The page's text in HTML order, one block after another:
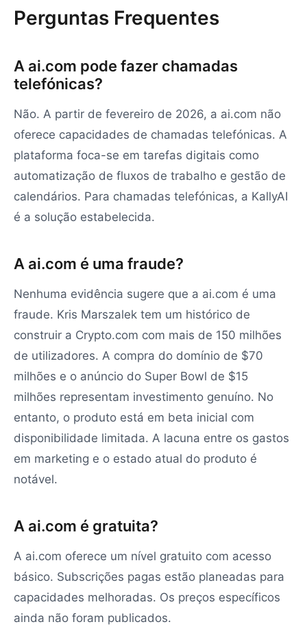
Perguntas Frequentes
A ai.com pode fazer chamadas
telefónicas?
Não. A partir de fevereiro de 2026, a ai.com não
oferece capacidades de chamadas telefónicas. A
plataforma foca-se em tarefas digitais como
automatização de fluxos de trabalho e gestão de
calendários. Para chamadas telefónicas, a KallyAI
é a solução estabelecida.
A ai.com é uma fraude?
Nenhuma evidência sugere que a ai.com é uma
fraude. Kris Marszalek tem um histórico de
construir a Crypto.com com mais de 150 milhões
de utilizadores. A compra do domínio de $70
milhões e o anúncio do Super Bowl de $15
milhões representam investimento genuíno. No
entanto, o produto está em beta inicial com
disponibilidade limitada. A lacuna entre os gastos
em marketing e o estado atual do produto é
notável.
A ai.com é gratuita?
A ai.com oferece um nível gratuito com acesso
básico. Subscrições pagas estão planeadas para
capacidades melhoradas. Os preços específicos
ainda não foram publicados.